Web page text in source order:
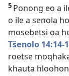
5 Ponong eo a
o ile a senola
mosebetsi oa
Tšenolo 14:14-
roetse
khauta